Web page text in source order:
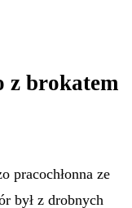
z brokatem
pracochłonna ze
był z drobnych